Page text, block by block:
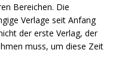
Bereichen. Die
Verlage seit Anfang
der erste Verlag, der
muss, um diese Zeit